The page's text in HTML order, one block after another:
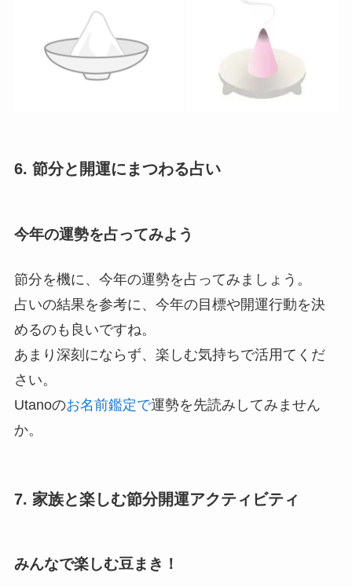
今年の運勢を占ってみよう
占いの結果を参考に、今年の目標や開運行動を決
あまり深刻にならず、楽しむ気持ちで活用てくだ
さい。
Utanoのお名前鑑定で
か。
7. 家族と楽しむ節分開運アクティビティ
みんなで楽しむ豆まき！
ティです。